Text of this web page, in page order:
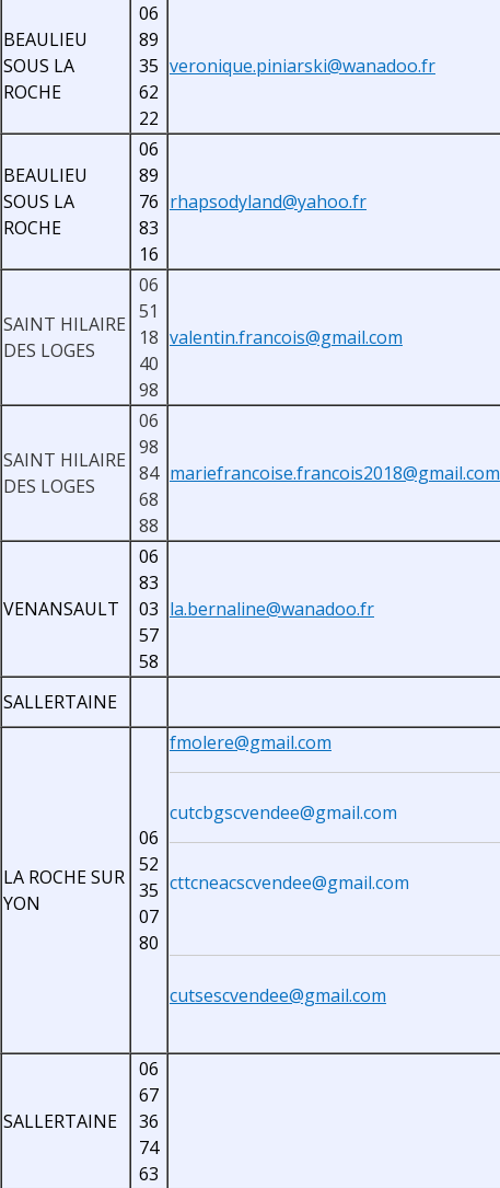
BEAULIEU
SOUS LA
ROCHE
06
89
35
62
22
veronique.piniarski@wanadoo.fr
BEAULIEU
SOUS LA
ROCHE
06
89
76
83
16
rhapsodyland@yahoo.fr
SAINT HILAIRE
DES LOGES
06
51
18
40
98
valentin.francois@gmail.com
SAINT HILAIRE
DES LOGES
06
98
84
68
88
mariefrancoise.francois2018@gmail.com
VENANSAULT
06
83
03
57
58
la.bernaline@wanadoo.fr
SALLERTAINE
LA ROCHE SUR
YON
06
52
35
07
80
fmolere@gmail.com
cutcbgscvendee@gmail.com
cttcneacscvendee@gmail.com
cutsescvendee@gmail.com
SALLERTAINE
06
67
36
74
63